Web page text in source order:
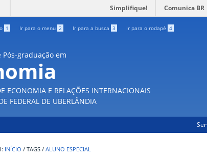
Simplifique! Comunica BR
1 Ir para o menu 2 Ir para a busca 3 Ir para o rodapé 4
Pós-graduação em
ECONOMIA E RELAÇÕES INTERNACIONAIS
FEDERAL DE UBERLÂNDIA
INÍCIO / TAGS / ALUNO ESPECIAL